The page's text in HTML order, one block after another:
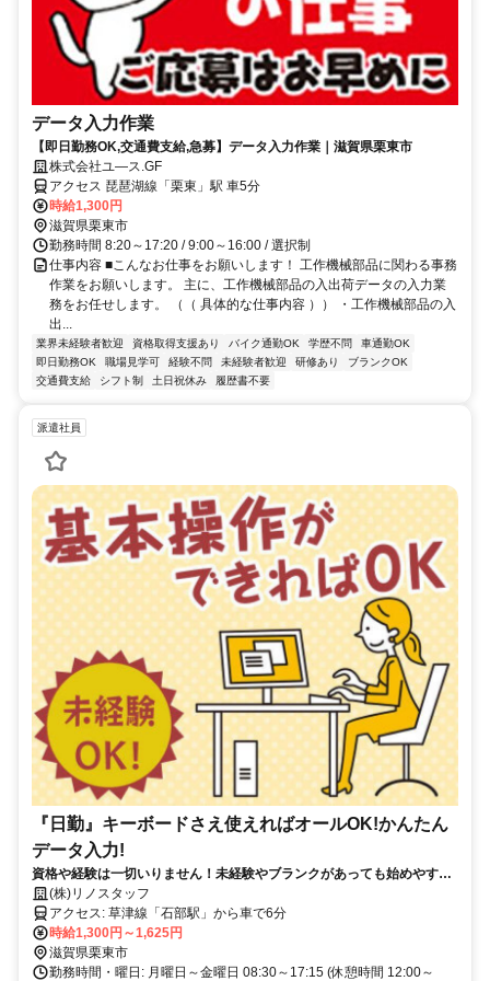
データ入力作業
【即日勤務OK,交通費支給,急募】データ入力作業｜滋賀県栗東市
株式会社ユ―ス.GF
アクセス 琵琶湖線「栗東」駅 車5分
時給1,300円
滋賀県栗東市
勤務時間 8:20～17:20 / 9:00～16:00 / 選択制
仕事内容 ■こんなお仕事をお願いします！ 工作機械部品に関わる事務
作業をお願いします。 主に、工作機械部品の入出荷データの入力業
務をお任せします。 （（ 具体的な仕事内容 ）） ・工作機械部品の入
出...
業界未経験者歓迎 資格取得支援あり バイク通勤OK 学歴不問
車通勤OK
即日勤務OK
職場見学可 経験不問 未経験者歓迎 研修あり
ブランクOK
交通費支給
シフト制 土日祝休み 履歴書不要
派遣社員
『日勤』キーボードさえ使えればオールOK!かんたん
データ入力!
資格や経験は一切いりません！未経験やブランクがあっても始めやすい
お仕事内容です！ プライベートに合わせて就業時間も相談可能♪ 座り
作業メインのお仕事です！
(株)リノスタッフ
アクセス: 草津線「石部駅」から車で6分
時給1,300円～1,625円
滋賀県栗東市
勤務時間・曜日: 月曜日～金曜日 08:30～17:15 (休憩時間 12:00～